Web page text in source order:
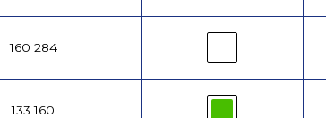
160 284
133 160